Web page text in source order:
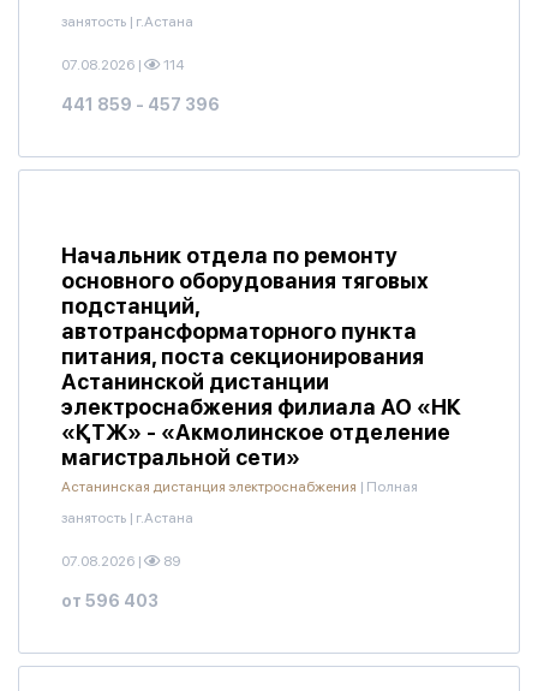
занятость | г.Астана
07.08.2026 | 114
441 859 - 457 396
Начальник отдела по ремонту
основного оборудования тяговых
подстанций,
автотрансформаторного пункта
питания, поста секционирования
Астанинской дистанции
электроснабжения филиала АО «НК
«ҚТЖ» - «Акмолинское отделение
магистральной сети»
Астанинская дистанция электроснабжения | Полная
занятость | г.Астана
07.08.2026 | 89
от 596 403